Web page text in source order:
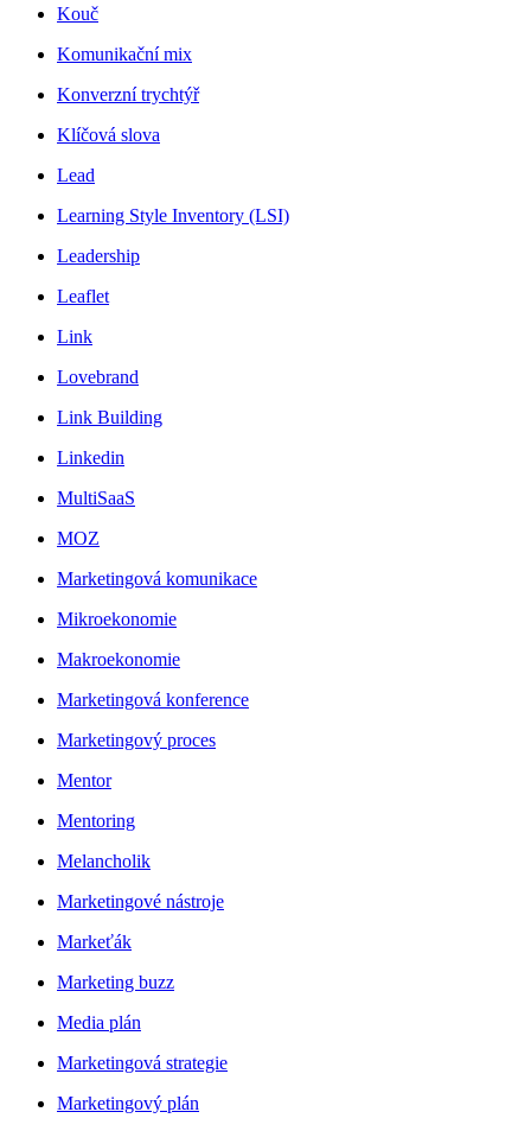
Kouč
Komunikační mix
Konverzní trychtýř
Klíčová slova
Lead
Learning Style Inventory (LSI)
Leadership
Leaflet
Link
Lovebrand
Link Building
Linkedin
MultiSaaS
MOZ
Marketingová komunikace
Mikroekonomie
Makroekonomie
Marketingová konference
Marketingový proces
Mentor
Mentoring
Melancholik
Marketingové nástroje
Markeťák
Marketing buzz
Media plán
Marketingová strategie
Marketingový plán